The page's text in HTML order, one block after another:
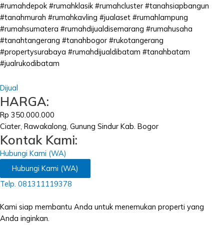
#rumahdepok #rumahklasik #rumahcluster #tanahsiapbangun
#tanahmurah #rumahkavling #jualaset #rumahlampung
#rumahsumatera #rumahdijualdisemarang #rumahusaha
#tanahtangerang #tanahbogor #rukotangerang
#propertysurabaya #rumahdijualdibatam #tanahbatam
#jualrukodibatam
Dijual
HARGA:
Rp 350.000.000
Ciater, Rawakalong, Gunung Sindur Kab. Bogor
Kontak Kami:
Hubungi Kami (WA)
Hubungi Kami (WA)
Telp. 081311119378
Kami siap membantu Anda untuk menemukan properti yang
Anda inginkan.